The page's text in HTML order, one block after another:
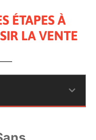
ÉTAPES À
LA VENTE